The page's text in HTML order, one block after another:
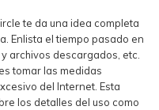
te da una idea completa
Enlista el tiempo pasado en
archivos descargados, etc.
tomar las medidas
del Internet. Esta
los detalles del uso como